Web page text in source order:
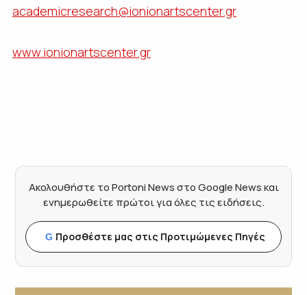
academicresearch@ionionartscenter.gr
www.ionionartscenter.gr
Ακολουθήστε το Portoni News στο Google News και
ενημερωθείτε πρώτοι για όλες τις ειδήσεις.
G Προσθέστε μας στις Προτιμώμενες Πηγές